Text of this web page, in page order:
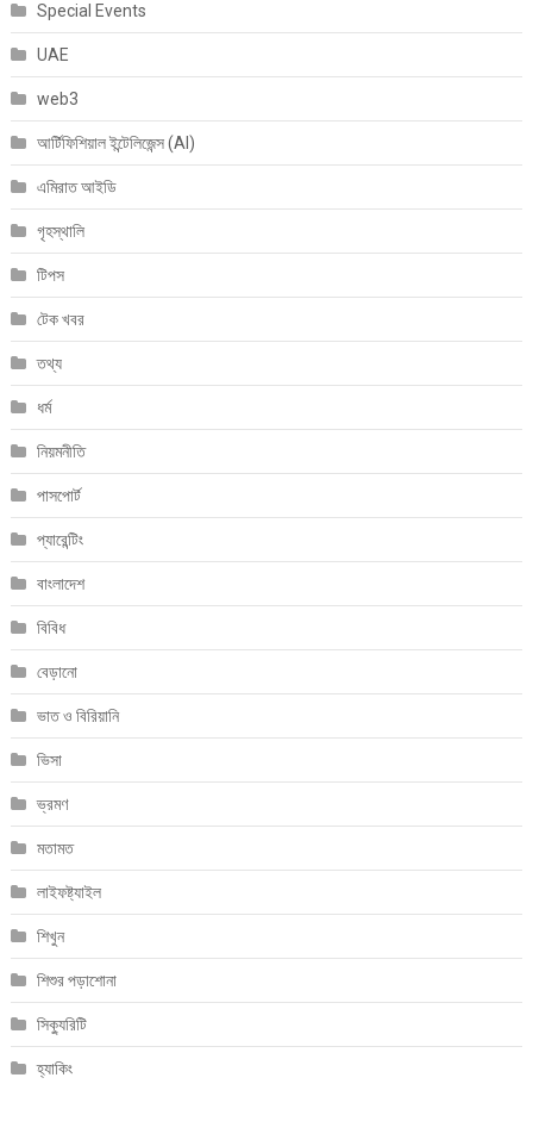
Special Events
UAE
web3
আর্টিফিশিয়াল ইন্টেলিজেন্স (AI)
এমিরাত আইডি
গৃহস্থালি
টিপস
টেক খবর
তথ্য
ধর্ম
নিয়মনীতি
পাসপোর্ট
প্যারেন্টিং
বাংলাদেশ
বিবিধ
বেড়ানো
ভাত ও বিরিয়ানি
ভিসা
ভ্রমণ
মতামত
লাইফষ্ট্যাইল
শিখুন
শিশুর পড়াশোনা
সিক্যুরিটি
হ্যাকিং